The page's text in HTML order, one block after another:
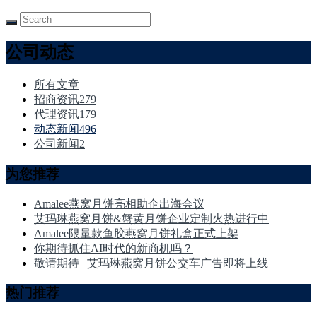
公司动态
所有文章
招商资讯279
代理资讯179
动态新闻496
公司新闻2
为您推荐
Amalee燕窝月饼亮相助企出海会议
艾玛琳燕窝月饼&蟹黄月饼企业定制火热进行中
Amalee限量款鱼胶燕窝月饼礼盒正式上架
你期待抓住AI时代的新商机吗？
敬请期待 | 艾玛琳燕窝月饼公交车广告即将上线
热门推荐